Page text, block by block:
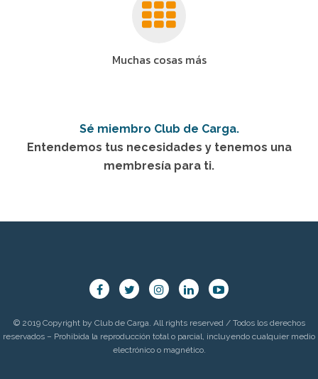
Muchas cosas más
Sé miembro Club de Carga.
Entendemos tus necesidades y tenemos una
membresía para ti.
© 2019 Copyright by Club de Carga. All rights reserved / Todos los derechos
reservados – Prohibida la reproducción total o parcial, incluyendo cualquier medio
electrónico o magnético.